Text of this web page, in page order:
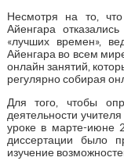
Несмотря на то,
Айенгара
«лучших времен»,
Айенгара во всем
онлайн занятий,
регулярно собирая
Для того, чтобы
деятельности
уроке в марте-июне
диссертации было
изучение